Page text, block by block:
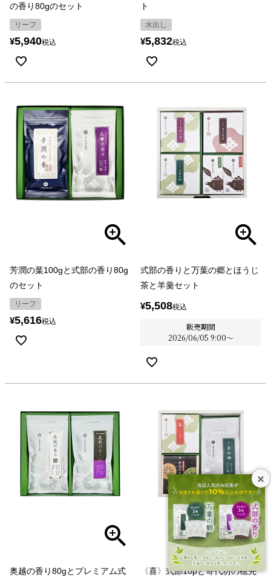
の香り80gのセット
リーフ
¥5,940税込
ト
水出し
¥5,832税込
芳潤の葉100gと式部の香り80g
のセット
リーフ
¥5,616税込
式部の香りと万葉の郷とほうじ
茶と羊羹セット
¥5,508税込
販売期間
2026/06/05 9:00〜
奥越の香り80gとプレミアム式 〈喜〉式部10pと寄代坊の穂先